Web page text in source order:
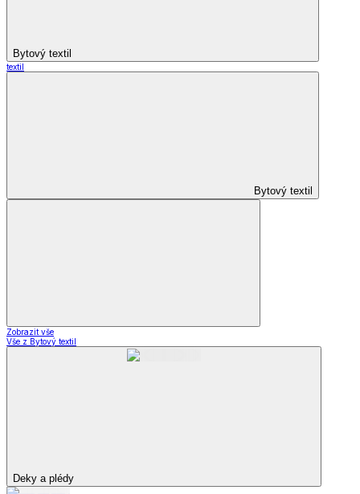
Bytový textil
textil
Bytový textil
Zobrazit vše
Vše z Bytový textil
Deky a plédy